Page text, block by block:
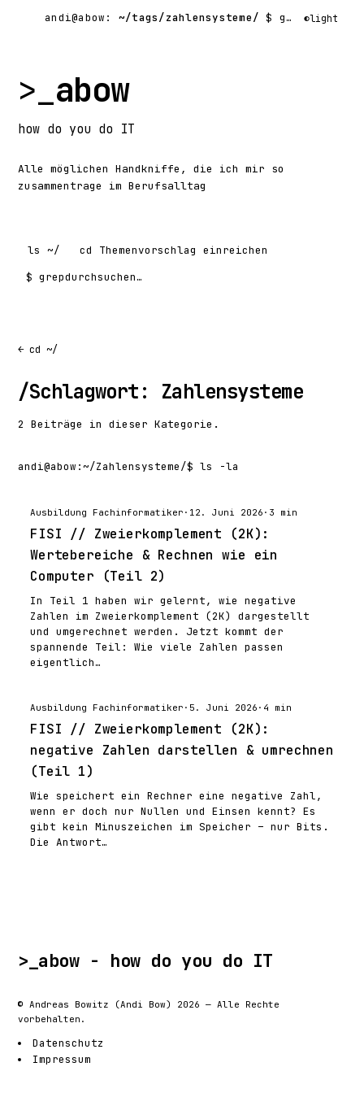
andi@abow: ~/tags/zahlensysteme/ $ grep -rl ◐light
>_abow
how do you do IT
Alle möglichen Handkniffe, die ich mir so
zusammentrage im Berufsalltag
ls ~/ cd
Themenvorschlag einreichen
$ grep
Suchen nach:
← cd ~/
/Schlagwort: Zahlensysteme
2 Beiträge in dieser Kategorie.
andi@abow :~/Zahlensysteme/$ ls -la
Ausbildung Fachinformatiker · 12. Juni 2026 · 3 min
FISI // Zweierkomplement (2K):
Wertebereiche & Rechnen wie ein
Computer (Teil 2)
In Teil 1 haben wir gelernt, wie negative
Zahlen im Zweierkomplement (2K) dargestellt
und umgerechnet werden. Jetzt kommt der
spannende Teil: Wie viele Zahlen passen
eigentlich…
Ausbildung Fachinformatiker · 5. Juni 2026 · 4 min
FISI // Zweierkomplement (2K):
negative Zahlen darstellen & umrechnen
(Teil 1)
Wie speichert ein Rechner eine negative Zahl,
wenn er doch nur Nullen und Einsen kennt? Es
gibt kein Minuszeichen im Speicher – nur Bits.
Die Antwort…
>_ abow - how do you do IT
© Andreas Bowitz (Andi Bow)
2026 — Alle Rechte
vorbehalten.
Datenschutz
Impressum